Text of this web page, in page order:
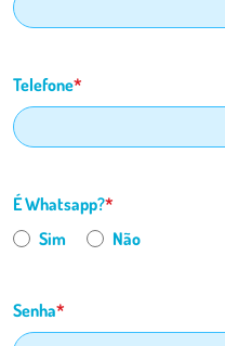
Telefone*
É Whatsapp?*
Sim
Não
Senha*